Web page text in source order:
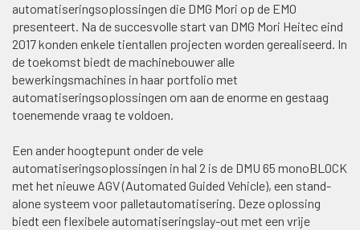
automatiseringsoplossingen die DMG Mori op de EMO
presenteert. Na de succesvolle start van DMG Mori Heitec eind
2017 konden enkele tientallen projecten worden gerealiseerd. In
de toekomst biedt de machinebouwer alle
bewerkingsmachines in haar portfolio met
automatiseringsoplossingen om aan de enorme en gestaag
toenemende vraag te voldoen.
Een ander hoogtepunt onder de vele
automatiseringsoplossingen in hal 2 is de DMU 65 monoBLOCK
met het nieuwe AGV (Automated Guided Vehicle), een stand-
alone systeem voor palletautomatisering. Deze oplossing
biedt een flexibele automatiseringslay-out met een vrije